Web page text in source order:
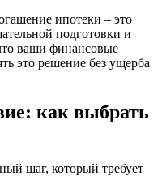
ипотеки – это
подготовки и
ваши финансовые
это решение без ущерба
как выбрать
шаг, который требует